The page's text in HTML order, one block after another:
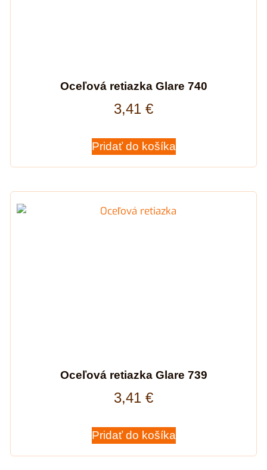
Oceľová retiazka Glare 740
3,41 €
Pridať do košíka
Oceľová retiazka Glare 739
3,41 €
Pridať do košíka